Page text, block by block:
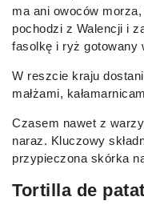
ma ani owoców
pochodzi z Walencji i
fasolkę i ryż gotowany
W reszcie kraju
małżami,
Czasem nawet z
naraz. Kluczowy
przypieczona skórka
Tortilla de